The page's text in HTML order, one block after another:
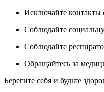
Исключайте
Соблюдайте
Соблюдайте
Обращайтесь за
Берегите себя и будьте